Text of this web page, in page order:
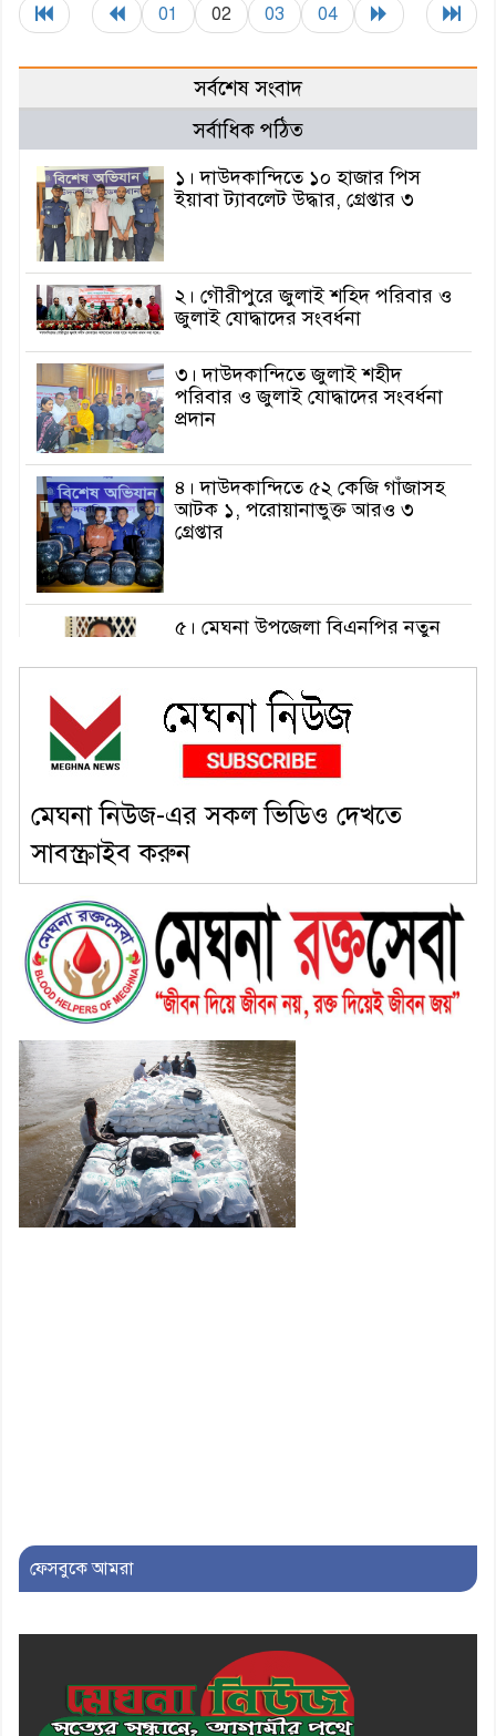
01 02 03 04
সর্বশেষ সংবাদ
সর্বাধিক পঠিত
১। দাউদকান্দিতে ১০ হাজার পিস
ইয়াবা ট্যাবলেট উদ্ধার, গ্রেপ্তার ৩
২। গৌরীপুরে জুলাই শহিদ পরিবার ও
জুলাই যোদ্ধাদের সংবর্ধনা
৩। দাউদকান্দিতে জুলাই শহীদ
পরিবার ও জুলাই যোদ্ধাদের সংবর্ধনা
প্রদান
৪। দাউদকান্দিতে ৫২ কেজি গাঁজাসহ
আটক ১, পরোয়ানাভুক্ত আরও ৩
গ্রেপ্তার
৫। মেঘনা উপজেলা বিএনপির নতুন
৬। জেলা পুলিশ সুপার থেকে সম্মাননা
পেলেন দাউদকান্দি মডেল থানার
এএসআই সজল
৭। দাউদকান্দিতে উপজেলা আইন-
৮। দাউদকান্দিতে মুচি সম্প্রদায়ের
খোঁজখবর নিলেন ড. খন্দকার মারুফ
হোসেন
৯। মেঘনায় আইন-শৃঙ্খলা কমিটির
মাসিক সভা অনুষ্ঠিত
১০। জাতীয় নেতা ড. খন্দকার
মোশাররফ হোসেনের মূল্যায়ন কোথায়
এবং একটি বিশ্লেষণ
মেঘনা নিউজ-এর সকল ভিডিও দেখতে
সাবস্ক্রাইব করুন
ফেসবুকে আমরা